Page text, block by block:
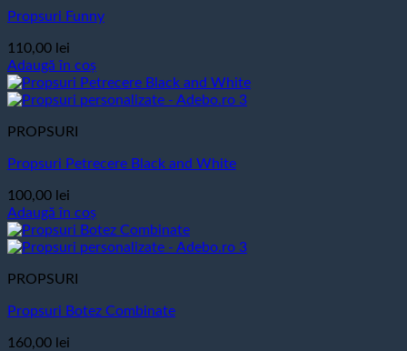
Propsuri Funny
110,00 lei
Adaugă în coș
PROPSURI
Propsuri Petrecere Black and White
100,00 lei
Adaugă în coș
PROPSURI
Propsuri Botez Combinate
160,00 lei